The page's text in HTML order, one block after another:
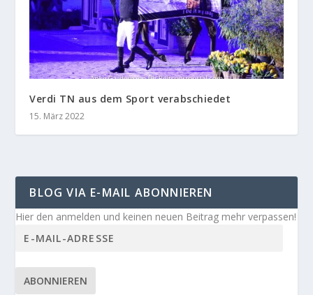
Verdi TN aus dem Sport verabschiedet
15. März 2022
BLOG VIA E-MAIL ABONNIEREN
Hier den anmelden und keinen neuen Beitrag mehr verpassen!
ABONNIEREN